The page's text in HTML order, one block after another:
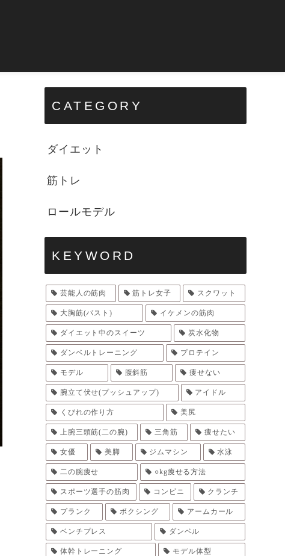
CATEGORY
ダイエット
筋トレ
ロールモデル
KEYWORD
芸能人の筋肉 筋トレ女子 スクワット
大胸筋(バスト) イケメンの筋肉
ダイエット中のスイーツ 炭水化物
ダンベルトレーニング プロテイン
モデル 腹斜筋 痩せない
腕立て伏せ(プッシュアップ) アイドル
くびれの作り方 美尻
上腕三頭筋(二の腕) 三角筋 痩せたい
女優 美脚 ジムマシン 水泳
二の腕痩せ ○kg痩せる方法
スポーツ選手の筋肉 コンビニ クランチ
プランク ボクシング アームカール
ベンチプレス ダンベル
体幹トレーニング モデル体型